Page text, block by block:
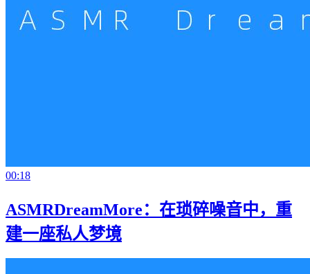
00:18
ASMRDreamMore：在琐碎噪音中，重
建一座私人梦境